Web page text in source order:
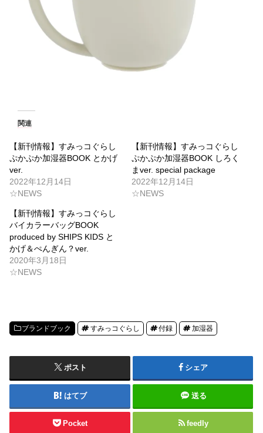
関連
【新刊情報】すみっコぐらし
ぷかぷか加湿器BOOK とかげ
ver.
2022年12月14日
☆NEWS
【新刊情報】すみっコぐらし
ぷかぷか加湿器BOOK しろく
まver. special package
2022年12月14日
☆NEWS
【新刊情報】すみっコぐらし
バイカラーバッグBOOK
produced by SHIPS KIDS と
かげ＆ぺんぎん？ver.
2020年3月18日
☆NEWS
ブランドブック すみっコぐらし 付録 加湿器
ポスト シェア
はてブ 送る
Pocket feedly